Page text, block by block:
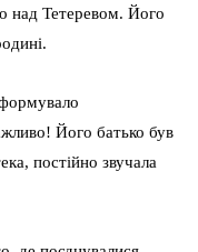
над Тетеревом. Його
Його батько був
постійно звучала